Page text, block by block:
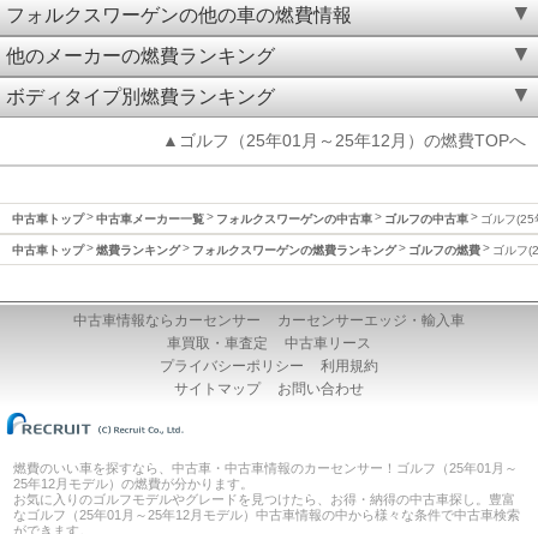
フォルクスワーゲンの他の車の燃費情報
他のメーカーの燃費ランキング
ボディタイプ別燃費ランキング
▲ゴルフ（25年01月～25年12月）の燃費TOPへ
中古車トップ 中古車メーカー一覧 フォルクスワーゲンの中古車 ゴルフの中古車 ゴルフ
中古車トップ 燃費ランキング フォルクスワーゲンの燃費ランキング ゴルフの燃費 ゴルフ
中古車情報ならカーセンサー
カーセンサーエッジ・輸入車
車買取・車査定
中古車リース
プライバシーポリシー
利用規約
サイトマップ
お問い合わせ
燃費のいい車を探すなら、中古車・中古車情報のカーセンサー！ゴルフ（25年01月～
25年12月モデル）の燃費が分かります。
お気に入りのゴルフモデルやグレードを見つけたら、お得・納得の中古車探し。豊富
なゴルフ（25年01月～25年12月モデル）中古車情報の中から様々な条件で中古車検索
ができます。